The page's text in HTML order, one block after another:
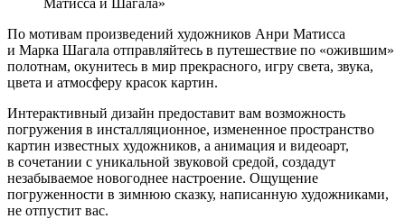
Матисса и Шагала»
По мотивам произведений художников Анри Матисса
и Марка Шагала отправляйтесь в путешествие по «ожившим»
полотнам, окунитесь в мир прекрасного, игру света, звука,
цвета и атмосферу красок картин.
Интерактивный дизайн предоставит вам возможность
погружения в инсталляционное, измененное пространство
картин известных художников, а анимация и видеоарт,
в сочетании с уникальной звуковой средой, создадут
незабываемое новогоднее настроение. Ощущение
погруженности в зимнюю сказку, написанную художниками,
не отпустит вас.